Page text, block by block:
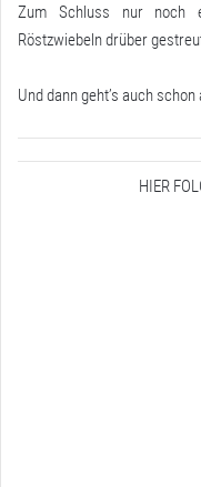
Zum Schluss nur noch
Röstzwiebeln drüber
Und dann geht’s auch
HIER